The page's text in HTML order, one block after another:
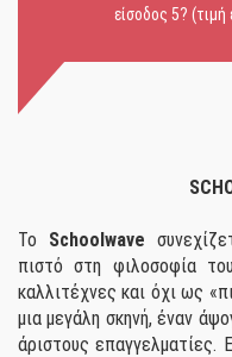
είσοδος 5? (τιμή
Το Schoolwave
πιστό στη φιλοσοφία
καλλιτέχνες και όχι ως
μια μεγάλη σκηνή, έναν
άριστους επαγγελματίες.